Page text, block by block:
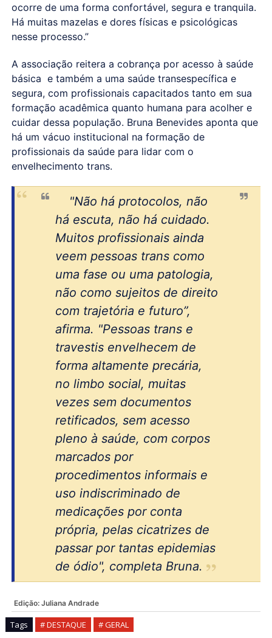
ocorre de uma forma confortável, segura e tranquila.
Há muitas mazelas e dores físicas e psicológicas
nesse processo.”
A associação reitera a cobrança por acesso à saúde
básica e também a uma saúde transespecífica e
segura, com profissionais capacitados tanto em sua
formação acadêmica quanto humana para acolher e
cuidar dessa população. Bruna Benevides aponta que
há um vácuo institucional na formação de
profissionais da saúde para lidar com o
envelhecimento trans.
"Não há protocolos, não
há escuta, não há cuidado.
Muitos profissionais ainda
veem pessoas trans como
uma fase ou uma patologia,
não como sujeitos de direito
com trajetória e futuro”,
afirma. "Pessoas trans e
travestis envelhecem de
forma altamente precária,
no limbo social, muitas
vezes sem documentos
retificados, sem acesso
pleno à saúde, com corpos
marcados por
procedimentos informais e
uso indiscriminado de
medicações por conta
própria, pelas cicatrizes de
passar por tantas epidemias
de ódio", completa Bruna.
Edição: Juliana Andrade
Tags # DESTAQUE # GERAL